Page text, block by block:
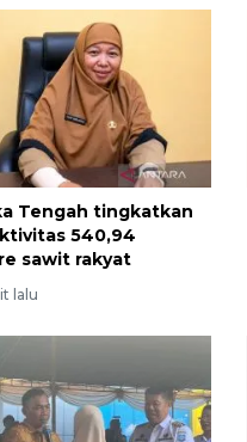
Tengah tingkatkan
540,94
sawit rakyat
lalu